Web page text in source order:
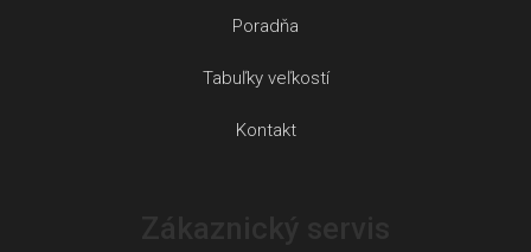
Poradňa
Tabuľky veľkostí
Kontakt